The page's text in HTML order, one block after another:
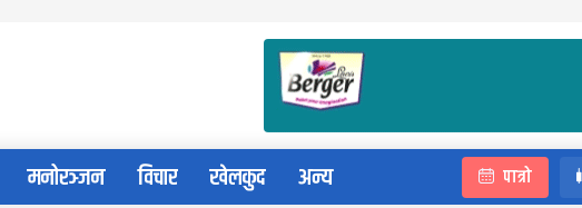
मनोरञ्जन विचार खेलकुद अन्य पात्रो